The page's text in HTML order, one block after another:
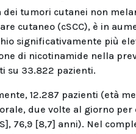
dei tumori cutanei non
cutaneo (cSCC), è in
significativamente più
di nicotinamide nella
su 33.822 pazienti.
12.287 pazienti (età
due volte al giorno
76,9 [8,7] anni). Nel